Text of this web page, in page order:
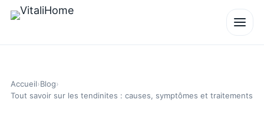
Accueil›Blog›
Tout savoir sur les tendinites : causes, symptômes et traitements